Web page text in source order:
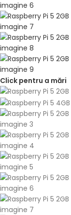
Click pentru a mări